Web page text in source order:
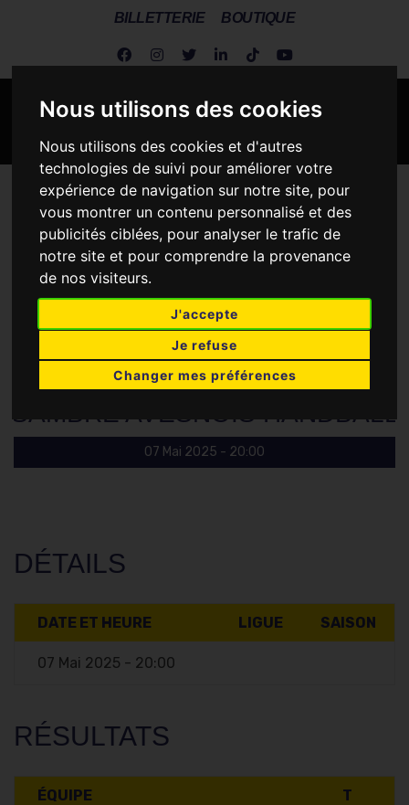
Nous utilisons des cookies
Nous utilisons des cookies et d'autres
technologies de suivi pour améliorer votre
expérience de navigation sur notre site, pour
vous montrer un contenu personnalisé et des
publicités ciblées, pour analyser le trafic de
notre site et pour comprendre la provenance
de nos visiteurs.
J'accepte
Je refuse
Changer mes préférences
BILLETTERIE BOUTIQUE
Metz Handball > Metz vs Sambre
METZ HANDBALL
38 27
SAMBRE AVESNOIS HANDBALL
07 Mai 2025 - 20:00
DÉTAILS
DATE ET HEURE LIGUE SAISON
07 Mai 2025 - 20:00
RÉSULTATS
ÉQUIPE T